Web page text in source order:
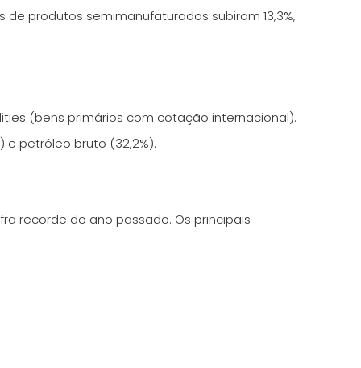
produtos semimanufaturados subiram 13,3%,
(bens primários com cotação internacional).
e petróleo bruto (32,2%).
recorde do ano passado. Os principais